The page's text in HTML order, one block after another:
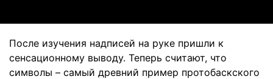
После изучения надписей на руке пришли к
сенсационному выводу. Теперь считают, что
символы – самый древний пример протобаскского